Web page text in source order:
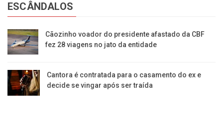
ESCÂNDALOS
Cãozinho voador do presidente afastado da CBF
fez 28 viagens no jato da entidade
Cantora é contratada para o casamento do ex e
decide se vingar após ser traída